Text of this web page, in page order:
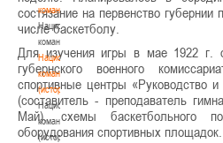
команда
Национальная
команда
Национальная
команда
(история)
Национальная
команда
(история)
состязание на первенство
числе баскетболу.
Для изучения игры в мае 1922 г.
губернского военного
спортивные центры «Руководство
(составитель - преподаватель
Май), схемы баскетбольного
оборудования спортивных площадок.